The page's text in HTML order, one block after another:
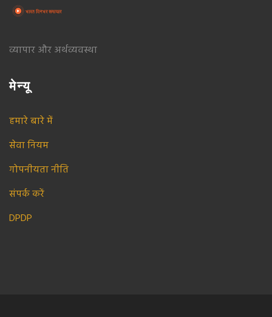
व्यापार और अर्थव्यवस्था
मेन्यू
हमारे बारे में
सेवा नियम
गोपनीयता नीति
संपर्क करें
DPDP